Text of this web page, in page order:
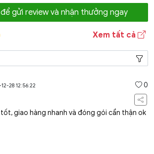
gửi review và nhận thưởng ngay
Xem tất cả
28 12:56:22 0
giao hàng nhanh và đóng gói cẩn thận ok